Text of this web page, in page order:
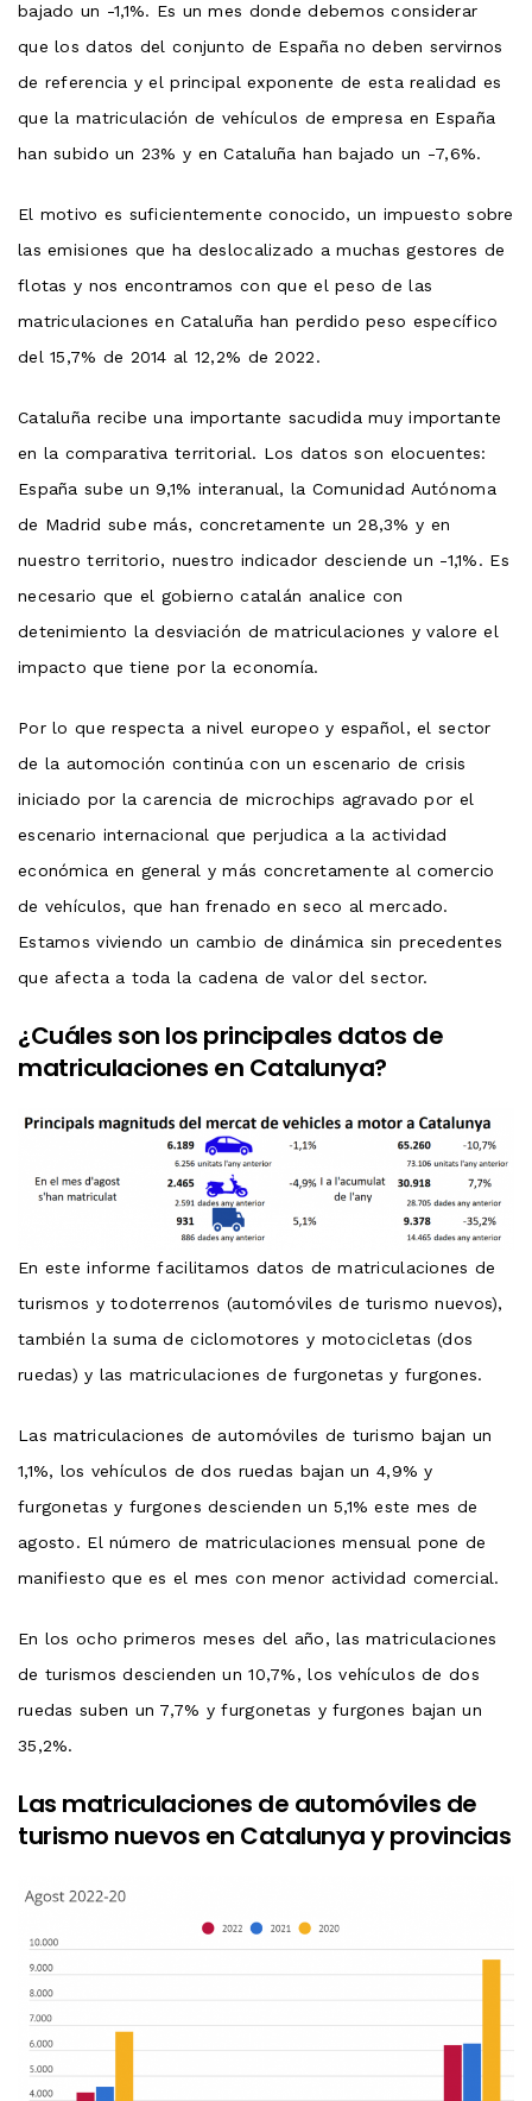
bajado un -1,1%. Es un mes donde debemos considerar
que los datos del conjunto de España no deben servirnos
de referencia y el principal exponente de esta realidad es
que la matriculación de vehículos de empresa en España
han subido un 23% y en Cataluña han bajado un -7,6%.
El motivo es suficientemente conocido, un impuesto sobre
las emisiones que ha deslocalizado a muchas gestores de
flotas y nos encontramos con que el peso de las
matriculaciones en Cataluña han perdido peso específico
del 15,7% de 2014 al 12,2% de 2022.
Cataluña recibe una importante sacudida muy importante
en la comparativa territorial. Los datos son elocuentes:
España sube un 9,1% interanual, la Comunidad Autónoma
de Madrid sube más, concretamente un 28,3% y en
nuestro territorio, nuestro indicador desciende un -1,1%. Es
necesario que el gobierno catalán analice con
detenimiento la desviación de matriculaciones y valore el
impacto que tiene por la economía.
Por lo que respecta a nivel europeo y español, el sector
de la automoción continúa con un escenario de crisis
iniciado por la carencia de microchips agravado por el
escenario internacional que perjudica a la actividad
económica en general y más concretamente al comercio
de vehículos, que han frenado en seco al mercado.
Estamos viviendo un cambio de dinámica sin precedentes
que afecta a toda la cadena de valor del sector.
¿Cuáles son los principales datos de
matriculaciones en Catalunya?
En este informe facilitamos datos de matriculaciones de
turismos y todoterrenos (automóviles de turismo nuevos),
también la suma de ciclomotores y motocicletas (dos
ruedas) y las matriculaciones de furgonetas y furgones.
Las matriculaciones de automóviles de turismo bajan un
1,1%, los vehículos de dos ruedas bajan un 4,9% y
furgonetas y furgones descienden un 5,1% este mes de
agosto. El número de matriculaciones mensual pone de
manifiesto que es el mes con menor actividad comercial.
En los ocho primeros meses del año, las matriculaciones
de turismos descienden un 10,7%, los vehículos de dos
ruedas suben un 7,7% y furgonetas y furgones bajan un
35,2%.
Las matriculaciones de automóviles de
turismo nuevos en Catalunya y provincias